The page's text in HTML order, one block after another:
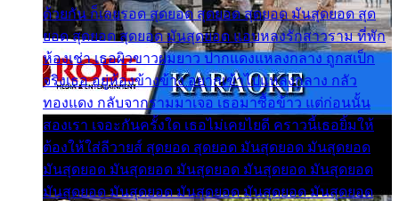
ด้วยกัน ก็เลยรอด สุดยอด สุดยอด สุดยอด มันสุดยอด สุด
ยอด สุดยอด สุดยอด มันสุดยอด แอบหลงรักสาวราม ที่พัก
ห้องเช่า เธอผิวขาวผมยาว ปากแดงแหลงกลาง ถูกสเป็ก
จริงเธอ อยู่ห้องข้างข้าง อยากเข้าไปแหลงกลาง กลัว
ทองแดง กลับจากรามมาเจอ เธอมาซื้อข้าว แต่ก่อนนั้น
สองเรา เจอะกันครั้งใด เธอไม่เคยไยดี คราวนี้เธอยิ้มให้
ต้องให้ใส่ลีวายส์ สุดยอด สุดยอด มันสุดยอด มันสุดยอด
มันสุดยอด มันสุดยอด มันสุดยอด มันสุดยอด มันสุดยอด
มันสุดยอด มันสุดยอด มันสุดยอด มันสุดยอด มันสุดยอด